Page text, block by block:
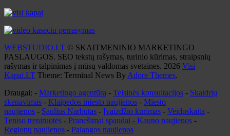
WEBSTUDIO.LT © SKAITMENINIO MARKETINGO
PASLAUGOS. SEO tekstų rašymas, turinio kūrimas, straipsnių
rašymas ir talpinimas į mūsų valdomas svetaines. 2026 Visi
Kapai.LT Theme: Terminal News By Adore Themes.
Draugai: - Marketingo agentūra - Teisinės konsultacijos - Skaidrių
skenavimas - Klaipedos miesto naujienos - Miesto
naujienos - Saulius Narbutas - Įvaizdžio kūrimas - Veidoskaita -
Teniso treniruotės - Pranešimai spaudai - Kauno naujienos -
Regionų naujienos - Palangos naujienos